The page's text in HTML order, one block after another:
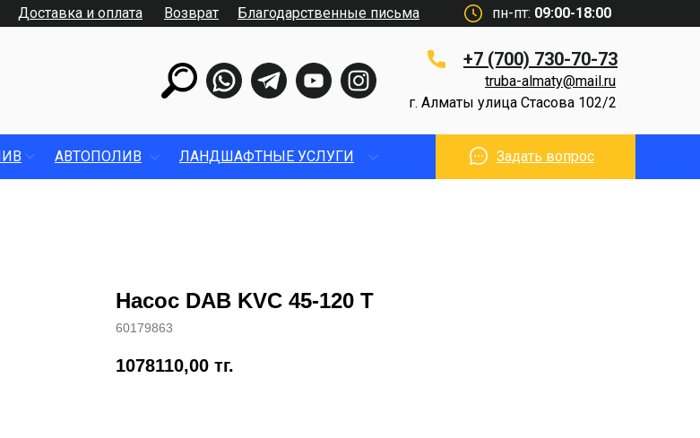
Доставка и оплата пн-пт: 09:00-18:00
+7 (700) 730-70-73
г. Алматы улица Стасова 102/2
truba-almaty@mail.ru
Возврат Благодарственные письма
АВТОПОЛИВ ЛАНДШАФТНЫЕ УСЛУГИ Задать вопрос
Насос DAB KVC 45-120 T
60179863
1078110,00 тг.